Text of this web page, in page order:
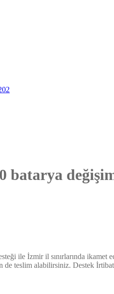
batarya
ile İzmir il sınırlarında
teslim alabilirsiniz. Destek